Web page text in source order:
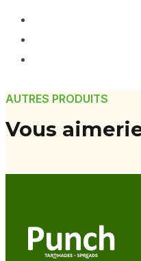
AUTRES PRODUITS
Vous